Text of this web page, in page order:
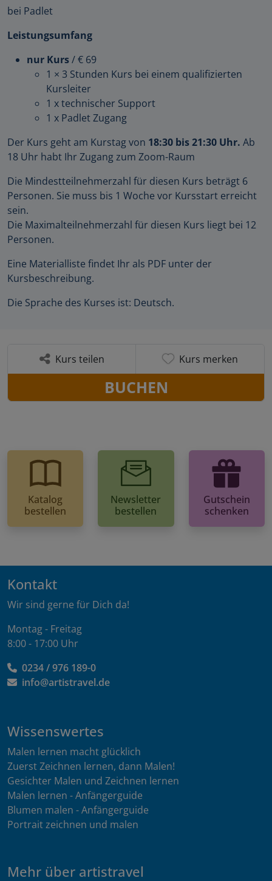
bei Padlet
Leistungsumfang
nur Kurs/ € 69
1 × 3 Stunden Kurs bei einem qualifizierten
Kursleiter
1 x technischer Support
1 x Padlet Zugang
Der Kurs geht am Kurstag von 18:30 bis 21:30 Uhr. Ab
18 Uhr habt Ihr Zugang zum Zoom-Raum
Die Mindestteilnehmerzahl für diesen Kurs beträgt 6
Personen. Sie muss bis 1 Woche vor Kursstart erreicht
sein.
Die Maximalteilnehmerzahl für diesen Kurs liegt bei 12
Personen.
Eine Materialliste findet Ihr als PDF unter der
Kursbeschreibung.
Die Sprache des Kurses ist: Deutsch.
Kurs teilen Kurs merken
BUCHEN
Katalog
bestellen
Newsletter
bestellen
Gutschein
schenken
Kontakt
Wir sind gerne für Dich da!
Montag - Freitag
8:00 - 17:00 Uhr
0234 / 976 189-0
info@artistravel.de
Wissenswertes
Malen lernen macht glücklich
Zuerst Zeichnen lernen, dann Malen!
Gesichter Malen und Zeichnen lernen
Malen lernen - Anfängerguide
Blumen malen - Anfängerguide
Portrait zeichnen und malen
Mehr über artistravel